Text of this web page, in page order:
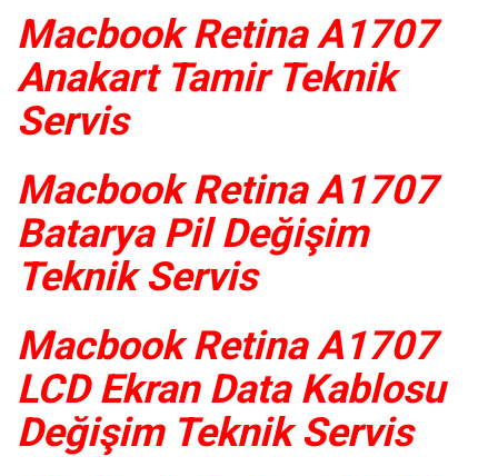
Macbook Retina A1707
Anakart Tamir Teknik
Servis
Macbook Retina A1707
Batarya Pil Değişim
Teknik Servis
Macbook Retina A1707
LCD Ekran Data Kablosu
Değişim Teknik Servis